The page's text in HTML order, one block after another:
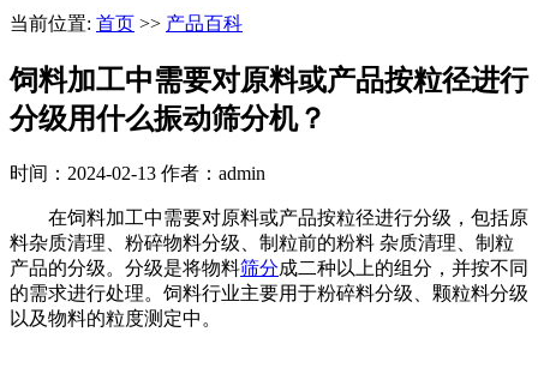
当前位置: 首页 >> 产品百科
饲料加工中需要对原料或产品按粒径进行
分级用什么振动筛分机？
时间：2024-02-13 作者：admin
在饲料加工中需要对原料或产品按粒径进行分级，包括原
料杂质清理、粉碎物料分级、制粒前的粉料 杂质清理、制粒
产品的分级。分级是将物料筛分成二种以上的组分，并按不同
的需求进行处理。饲料行业主要用于粉碎料分级、颗粒料分级
以及物料的粒度测定中。